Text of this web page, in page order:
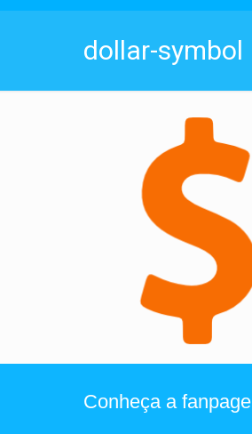
dollar-symbol
Conheça a fanpage